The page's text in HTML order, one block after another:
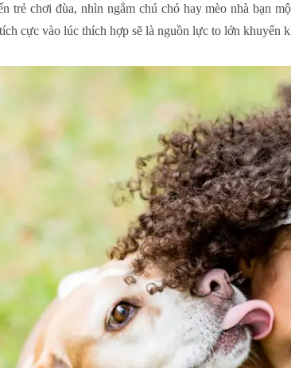
trẻ chơi đùa, nhìn ngắm chú chó hay mèo nhà bạn
cực vào lúc thích hợp sẽ là nguồn lực to lớn khuyến